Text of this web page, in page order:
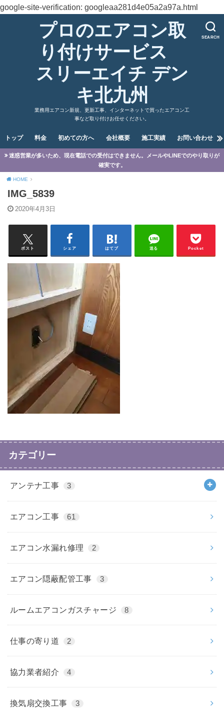
google-site-verification: googleaa281d4e05a2a97a.html
SEARCH
プロのエアコン取
り付けサービス
スリーエイチ デン
キ北九州
業務用エアコン新規、更新工事、インターネットで買ったエアコン工
事など取り付けお任せください。
トップ 料金 初めての方へ 会社概要 施工実績 お問い合わせ
迷惑営業が多いため、現在電話での受付はできません。メールやLINEでのやり取りが
確実です。
HOME
IMG_5839
2020年4月3日
ポスト シェア はてブ 送る Pocket
カテゴリー
アンテナ工事 3
エアコン工事 61
エアコン水漏れ修理 2
エアコン隠蔽配管工事 3
ルームエアコンガスチャージ 8
仕事の寄り道 2
協力業者紹介 4
換気扇交換工事 3